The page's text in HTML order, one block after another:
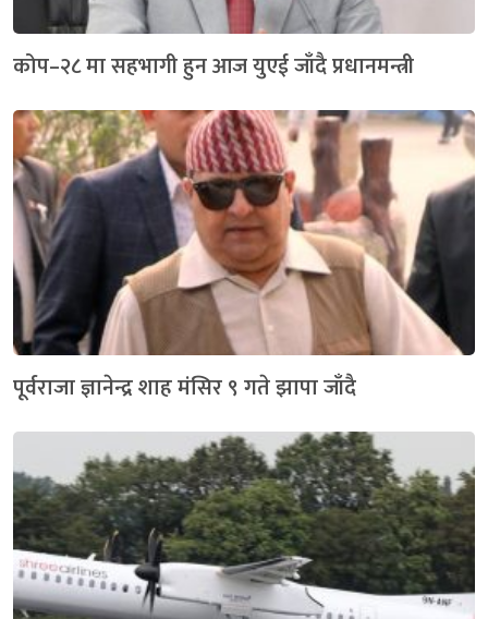
कोप–२८ मा सहभागी हुन आज युएई जाँदै प्रधानमन्त्री
पूर्वराजा ज्ञानेन्द्र शाह मंसिर ९ गते झापा जाँदै